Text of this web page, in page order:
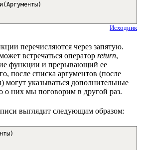
(Аргументы)
Исходник
перечисляются через запятую.
встречаться оператор return,
функции и прерывающий ее
после списка аргументов (после
могут указываться дополнительные
о них мы поговорим в другой раз.
выглядит следующим образом:
)